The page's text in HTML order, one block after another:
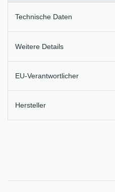
Technische Daten
Weitere Details
EU-Verantwortlicher
Hersteller